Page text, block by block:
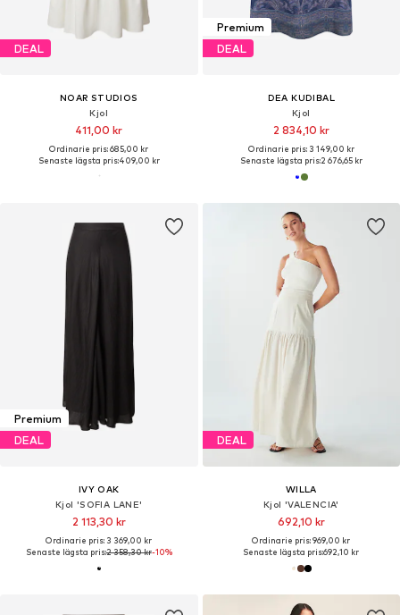
DEAL
NOAR STUDIOS
Kjol
411,00 kr
Ordinarie pris: 685,00 kr
Senaste lägsta pris:409,00 kr
Premium
DEAL
DEA KUDIBAL
Kjol
2 834,10 kr
Ordinarie pris: 3 149,00 kr
Senaste lägsta pris:2 676,65 kr
Premium
DEAL
IVY OAK
Kjol 'SOFIA LANE'
2 113,30 kr
Ordinarie pris: 3 369,00 kr
Senaste lägsta pris:2 358,30 kr-10%
DEAL
WILLA
Kjol 'VALENCIA'
692,10 kr
Ordinarie pris: 969,00 kr
Senaste lägsta pris:692,10 kr